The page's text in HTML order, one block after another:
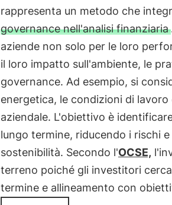
rappresenta un metodo che
governance nell'analisi finanziaria
aziende non solo per le loro
il loro impatto sull'ambiente, le
governance. Ad esempio, si
energetica, le condizioni di
aziendale. L'obiettivo è
lungo termine, riducendo i rischi
sostenibilità. Secondo l'OCSE,
terreno poiché gli investitori
termine e allineamento con